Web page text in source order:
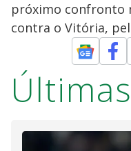
próximo confronto
contra o Vitória,
Últimas